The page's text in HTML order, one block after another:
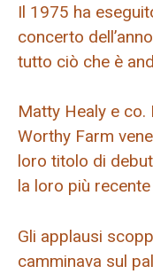
Il 1975 ha
concerto
tutto ciò che è
Matty Healy e
Worthy Farm
loro titolo di
la loro più
Gli applausi
camminava sul